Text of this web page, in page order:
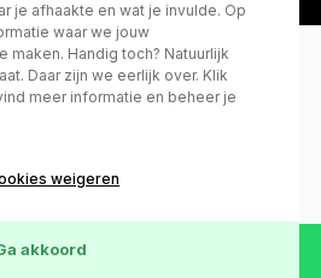
je afhaakte en wat je invulde. Op
waar we jouw
Handig toch? Natuurlijk
Daar zijn we eerlijk over. Klik
meer informatie en beheer je
weigeren
akkoord